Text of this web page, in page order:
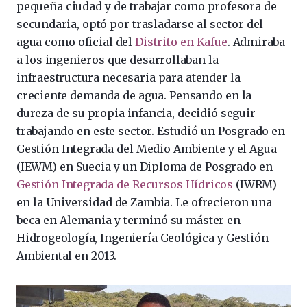
pequeña ciudad y de trabajar como profesora de
secundaria, optó por trasladarse al sector del
agua como oficial delDistrito en Kafue. Admiraba
a los ingenieros que desarrollaban la
infraestructura necesaria para atender la
creciente demanda de agua. Pensando en la
dureza de su propia infancia, decidió seguir
trabajando en este sector. Estudió un Posgrado en
Gestión Integrada del Medio Ambiente y el Agua
(IEWM) en Suecia y un Diploma de Posgrado en
Gestión Integrada de Recursos Hídricos (IWRM)
en la Universidad de Zambia. Le ofrecieron una
beca en Alemania y terminó su máster en
Hidrogeología, Ingeniería Geológica y Gestión
Ambiental en 2013.